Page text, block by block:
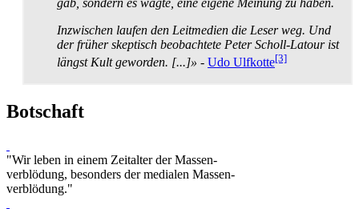
gab, sondern es wagte, eine eigene Meinung zu haben.
Inzwischen laufen den Leitmedien die Leser weg. Und
der früher skeptisch beobachtete Peter Scholl-Latour ist
längst Kult geworden. [...]» - Udo Ulfkotte[3]
Botschaft
"Wir leben in einem Zeitalter der Massen­
verblödung, besonders der medialen Massen­
verblödung."